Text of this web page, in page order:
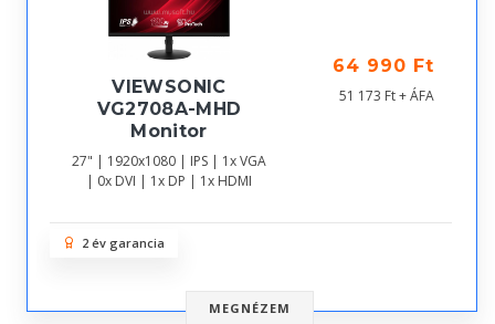
VIEWSONIC
VG2708A-MHD
Monitor
27" | 1920x1080 | IPS | 1x VGA
| 0x DVI | 1x DP | 1x HDMI
64 990 Ft
51 173 Ft + ÁFA
2 év garancia
MEGNÉZEM